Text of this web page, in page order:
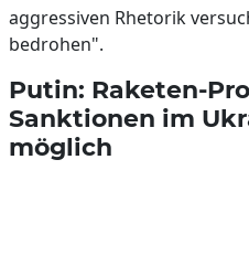
aggressiven Rhetorik
bedrohen".
Putin: Raketen-
Sanktionen im
möglich